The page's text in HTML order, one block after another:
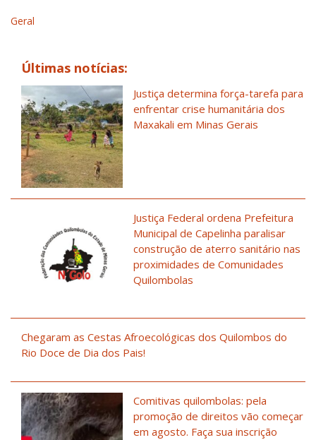
Geral
Últimas notícias:
Justiça determina força-tarefa para
enfrentar crise humanitária dos
Maxakali em Minas Gerais
Justiça Federal ordena Prefeitura
Municipal de Capelinha paralisar
construção de aterro sanitário nas
proximidades de Comunidades
Quilombolas
Chegaram as Cestas Afroecológicas dos Quilombos do
Rio Doce de Dia dos Pais!
Comitivas quilombolas: pela
promoção de direitos vão começar
em agosto. Faça sua inscrição